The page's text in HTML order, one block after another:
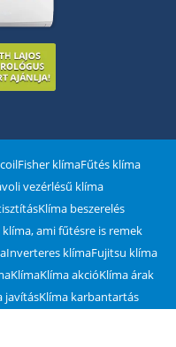
Fisher klímaFűtés klíma
vezérlésű klíma
Klíma beszerelés
ami fűtésre is remek
Inverteres klímaFujitsu klíma
KlímaKlíma akcióKlíma árak
javításKlíma karbantartás